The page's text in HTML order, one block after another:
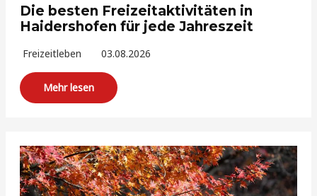
Die besten Freizeitaktivitäten in
Haidershofen für jede Jahreszeit
Freizeitleben 03.08.2026
Mehr lesen